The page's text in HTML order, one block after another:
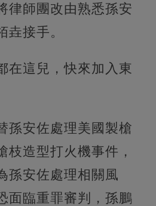
律師團改由熟悉孫安
垚接手。
在這兒，快來加入東
孫安佐處理美國製槍
枝造型打火機事件，
孫安佐處理相關風
面臨重罪審判，孫鵬